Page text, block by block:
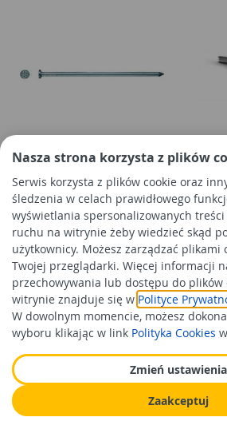
Nasza strona korzysta z plików
Serwis korzysta z plików cookie oraz
śledzenia w celach prawidłowego
wyświetlania spersonalizowanych
ruchu na witrynie żeby wiedzieć skąd
użytkownicy. Możesz zarządzać plikami
Twojej przeglądarki. Więcej informacji
przechowywania lub dostępu do plików
witrynie znajduje się w Polityce
W dowolnym momencie, możesz
wyboru klikając w link Polityka Cookies
Zmień ustawienia
Zaakceptuj
Gwoździe paletowe
pierścieniowe 35x80 mm
ocynk KOELNER
31,99 zł/kg
Cena orientacyjna
Do koszyka
Nit
36,99
Cena